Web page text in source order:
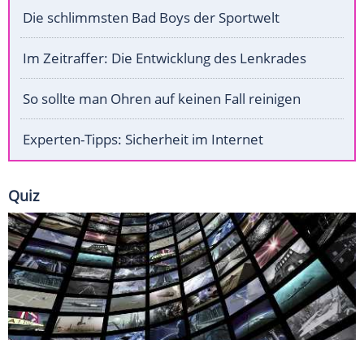
Die schlimmsten Bad Boys der Sportwelt
Im Zeitraffer: Die Entwicklung des Lenkrades
So sollte man Ohren auf keinen Fall reinigen
Experten-Tipps: Sicherheit im Internet
Quiz